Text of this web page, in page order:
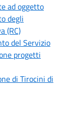
ad oggetto
degli
(RC)
del Servizio
progetti
di Tirocini di